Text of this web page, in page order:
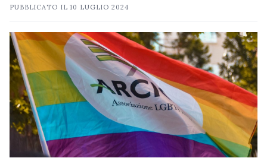
PUBBLICATO IL10 LUGLIO 2024